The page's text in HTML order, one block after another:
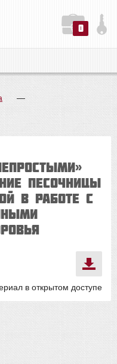
0
—
песочницы
в работе с
в открытом доступе